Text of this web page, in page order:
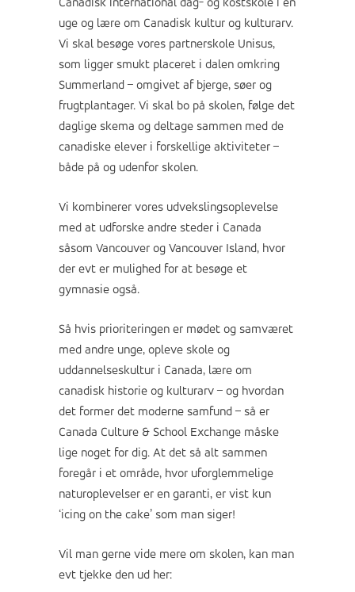
Canadisk international dag- og kostskole i en
uge og lære om Canadisk kultur og kulturarv.
Vi skal besøge vores partnerskole Unisus,
som ligger smukt placeret i dalen omkring
Summerland – omgivet af bjerge, søer og
frugtplantager. Vi skal bo på skolen, følge det
daglige skema og deltage sammen med de
canadiske elever i forskellige aktiviteter –
både på og udenfor skolen.
Vi kombinerer vores udvekslingsoplevelse
med at udforske andre steder i Canada
såsom Vancouver og Vancouver Island, hvor
der evt er mulighed for at besøge et
gymnasie også.
Så hvis prioriteringen er mødet og samværet
med andre unge, opleve skole og
uddannelseskultur i Canada, lære om
canadisk historie og kulturarv – og hvordan
det former det moderne samfund – så er
Canada Culture & School Exchange måske
lige noget for dig. At det så alt sammen
foregår i et område, hvor uforglemmelige
naturoplevelser er en garanti, er vist kun
‘icing on the cake’ som man siger!
Vil man gerne vide mere om skolen, kan man
evt tjekke den ud her: